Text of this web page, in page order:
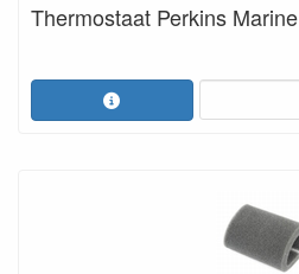
Thermostaat Perkins Marine